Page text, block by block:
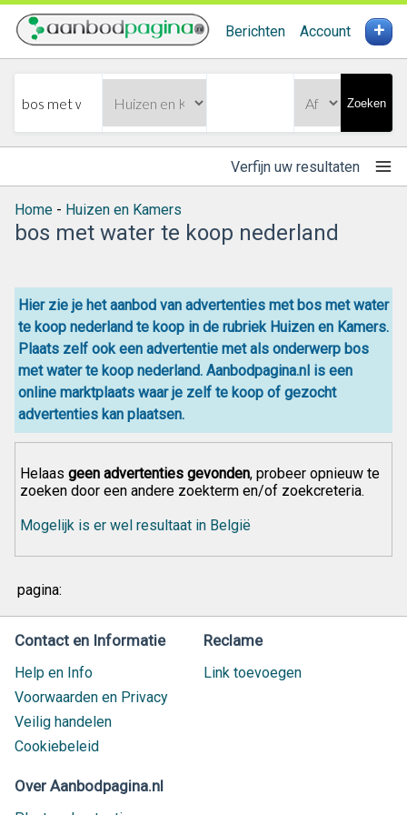
Berichten Account +
Zoeken
Verfijn uw resultaten
Home - Huizen en Kamers
bos met water te koop nederland
Hier zie je het aanbod van advertenties met bos met water
te koop nederland te koop in de rubriek Huizen en Kamers.
Plaats zelf ook een advertentie met als onderwerp bos
met water te koop nederland. Aanbodpagina.nl is een
online marktplaats waar je zelf te koop of gezocht
advertenties kan plaatsen.
Helaas geen advertenties gevonden, probeer opnieuw te
zoeken door een andere zoekterm en/of zoekcreteria.
Mogelijk is er wel resultaat in België
pagina:
Contact en Informatie
Help en Info
Voorwaarden en Privacy
Veilig handelen
Cookiebeleid
Reclame
Link toevoegen
Over Aanbodpagina.nl